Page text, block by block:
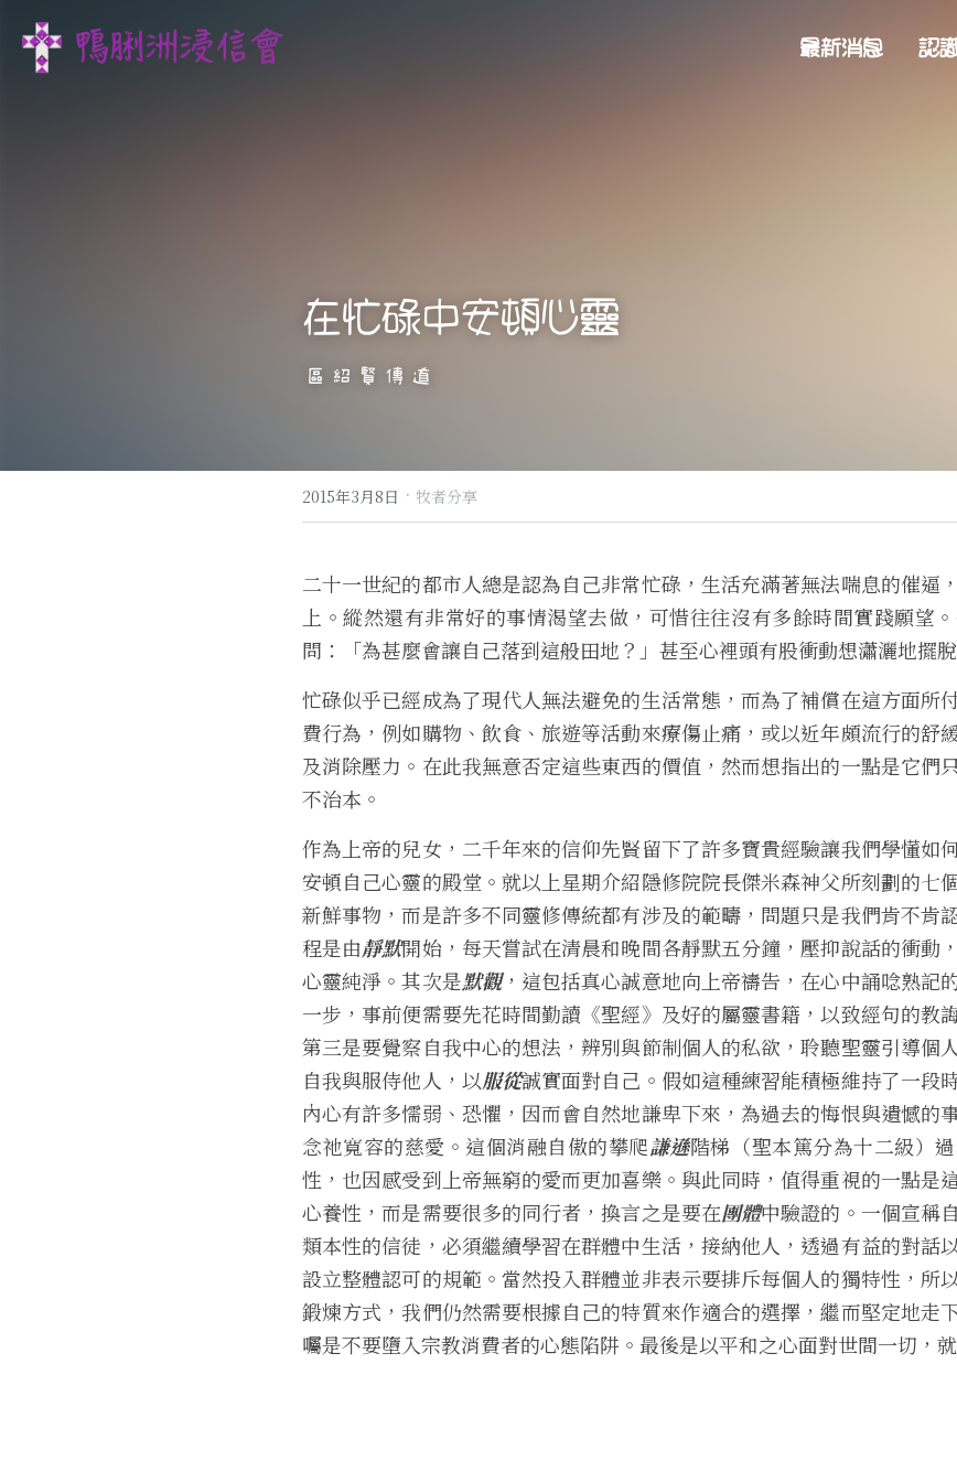
最新消息 認
在忙碌中安頓心靈
區紹賢傳道
2015年3月8日 · 牧者分享
二十一世紀的都市人總是認為自己非常忙碌，生活充滿著無法喘息的催逼
上。縱然還有非常好的事情渴望去做，可惜往往沒有多餘時間實踐願望
問：「為甚麼會讓自己落到這般田地？」甚至心裡頭有股衝動想瀟灑地擺
忙碌似乎已經成為了現代人無法避免的生活常態，而為了補償在這方面所
費行為，例如購物、飲食、旅遊等活動來療傷止痛，或以近年頗流行的舒
及消除壓力。在此我無意否定這些東西的價值，然而想指出的一點是它們
不治本。
作為上帝的兒女，二千年來的信仰先賢留下了許多寶貴經驗讓我們學懂如
安頓自己心靈的殿堂。就以上星期介紹隱修院院長傑米森神父所刻劃的七
新鮮事物，而是許多不同靈修傳統都有涉及的範疇，問題只是我們肯不肯
程是由靜默開始，每天嘗試在清晨和晚間各靜默五分鐘，壓抑說話的衝動
心靈純淨。其次是默觀，這包括真心誠意地向上帝禱告，在心中誦唸熟記
一步，事前便需要先花時間勤讀《聖經》及好的屬靈書籍，以致經句的教
第三是要覺察自我中心的想法，辨別與節制個人的私欲，聆聽聖靈引導個
自我與服侍他人，以服從誠實面對自己。假如這種練習能積極維持了一段
內心有許多懦弱、恐懼，因而會自然地謙卑下來，為過去的悔恨與遺憾的
念祂寬容的慈愛。這個消融自傲的攀爬謙遜階梯（聖本篤分為十二級）
性，也因感受到上帝無窮的愛而更加喜樂。與此同時，值得重視的一點是
心養性，而是需要很多的同行者，換言之是要在團體中驗證的。一個宣稱
類本性的信徒，必須繼續學習在群體中生活，接納他人，透過有益的對話
設立整體認可的規範。當然投入群體並非表示要排斥每個人的獨特性，所
鍛煉方式，我們仍然需要根據自己的特質來作適合的選擇，繼而堅定地走
囑是不要墮入宗教消費者的心態陷阱。最後是以平和之心面對世間一切，